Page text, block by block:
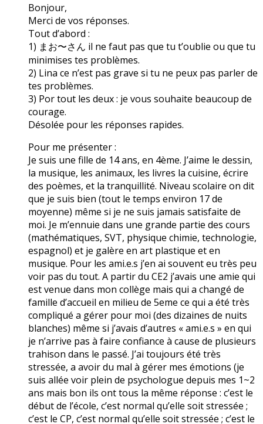
Bonjour,
Merci de vos réponses.
Tout d’abord :
1) まお〜さん il ne faut pas que tu t’oublie ou que tu
minimises tes problèmes.
2) Lina ce n’est pas grave si tu ne peux pas parler de
tes problèmes.
3) Por tout les deux : je vous souhaite beaucoup de
courage.
Désolée pour les réponses rapides.
Pour me présenter :
Je suis une fille de 14 ans, en 4ème. J’aime le dessin,
la musique, les animaux, les livres la cuisine, écrire
des poèmes, et la tranquillité. Niveau scolaire on dit
que je suis bien (tout le temps environ 17 de
moyenne) même si je ne suis jamais satisfaite de
moi. Je m’ennuie dans une grande partie des cours
(mathématiques, SVT, physique chimie, technologie,
espagnol) et je galère en art plastique et en
musique. Pour les ami.e.s j’en ai souvent eu très peu
voir pas du tout. A partir du CE2 j’avais une amie qui
est venue dans mon collège mais qui a changé de
famille d’accueil en milieu de 5eme ce qui a été très
compliqué a gérer pour moi (des dizaines de nuits
blanches) même si j’avais d’autres « ami.e.s » en qui
je n’arrive pas à faire confiance à cause de plusieurs
trahison dans le passé. J’ai toujours été très
stressée, a avoir du mal à gérer mes émotions (je
suis allée voir plein de psychologue depuis mes 1~2
ans mais bon ils ont tous la même réponse : c’est le
début de l’école, c’est normal qu’elle soit stressée ;
c’est le CP, c’est normal qu’elle soit stressée ; c’est le